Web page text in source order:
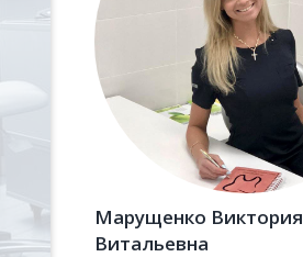
Марущенко Виктория
Витальевна